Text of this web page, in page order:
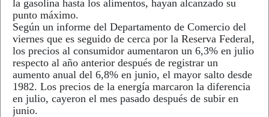
la gasolina hasta los alimentos, hayan alcanzado su
punto máximo.
Según un informe del Departamento de Comercio del
viernes que es seguido de cerca por la Reserva Federal,
los precios al consumidor aumentaron un 6,3% en julio
respecto al año anterior después de registrar un
aumento anual del 6,8% en junio, el mayor salto desde
1982. Los precios de la energía marcaron la diferencia
en julio, cayeron el mes pasado después de subir en
junio.